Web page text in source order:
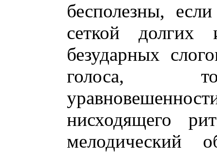
бесполезны,
сеткой
безударных
голоса,
нисходящего
мелодический